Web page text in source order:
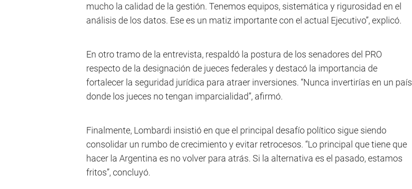
mucho la calidad de la gestión. Tenemos equipos, sistemática y rigurosidad en el
análisis de los datos. Ese es un matiz importante con el actual Ejecutivo”, explicó.
En otro tramo de la entrevista, respaldó la postura de los senadores del PRO
respecto de la designación de jueces federales y destacó la importancia de
fortalecer la seguridad jurídica para atraer inversiones. “Nunca invertirías en un país
donde los jueces no tengan imparcialidad”, afirmó.
Finalmente, Lombardi insistió en que el principal desafío político sigue siendo
consolidar un rumbo de crecimiento y evitar retrocesos. “Lo principal que tiene que
hacer la Argentina es no volver para atrás. Si la alternativa es el pasado, estamos
fritos”, concluyó.